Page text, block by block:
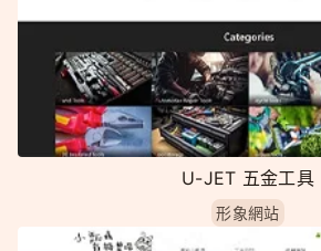
U-JET 五金工具
形象網站